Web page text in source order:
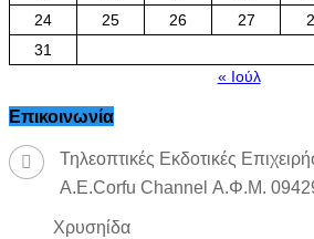
24
25 26 27
31
« Ιούλ
Επικοινωνία
Τηλεοπτικές Εκδοτικές
Α.Ε.Corfu Channel Α.Φ.Μ.
Χρυσηίδα